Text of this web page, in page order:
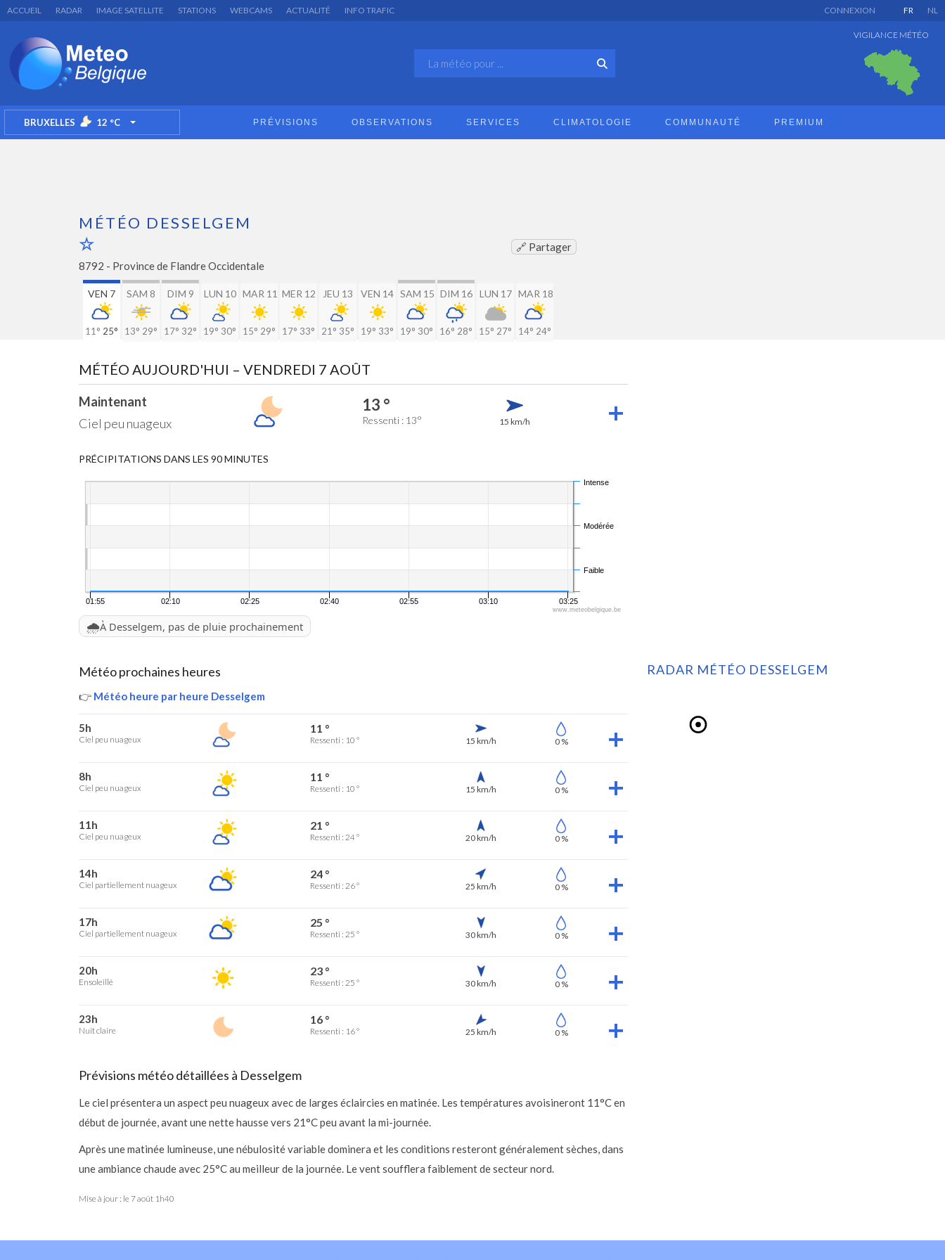
ACCUEIL RADAR IMAGE SATELLITE STATIONS WEBCAMS ACTUALITÉ INFO TRAFIC FR NL
CONNEXION
VIGILANCE MÉTÉO
BRUXELLES 12 °C TOGGLE DROPDOWN PRÉVISIONS OBSERVATIONS SERVICES CLIMATOLOGIE COMMUNAUTÉ PREMIUM
MÉTÉO DESSELGEM
🔗 Partager
8792 - Province de Flandre Occidentale
VEN 7
11° 25°
SAM 8
13° 29°
DIM 9
17° 32°
LUN 10
19° 30°
MAR 11
15° 29°
MER 12
17° 33°
JEU 13
21° 35°
VEN 14
19° 33°
SAM 15
19° 30°
DIM 16
16° 28°
LUN 17
15° 27°
MAR 18
14° 24°
MÉTÉO AUJOURD'HUI – VENDREDI 7 AOÛT
Maintenant
Ciel peu nuageux
13 °
Ressenti : 13° 15 km/h
PRÉCIPITATIONS DANS LES 90 MINUTES
01:55 02:10 02:25 02:40 02:55 03:10 03:25
Faible
Modérée
Intense
www.meteobelgique.be
🌧️À Desselgem, pas de pluie prochainement
Météo prochaines heures
👉 Météo heure par heure Desselgem
5h
Ciel peu nuageux
11 °
Ressenti : 10 ° 15 km/h 0 %
8h
Ciel peu nuageux
11 °
Ressenti : 10 ° 15 km/h 0 %
11h
Ciel peu nuageux
21 °
Ressenti : 24 ° 20 km/h 0 %
14h
Ciel partiellement nuageux
24 °
Ressenti : 26 ° 25 km/h 0 %
17h
Ciel partiellement nuageux
25 °
Ressenti : 25 ° 30 km/h 0 %
20h
Ensoleillé
23 °
Ressenti : 25 ° 30 km/h 0 %
23h
Nuit claire
16 °
Ressenti : 16 ° 25 km/h 0 %
Prévisions météo détaillées à Desselgem
Le ciel présentera un aspect peu nuageux avec de larges éclaircies en matinée. Les températures avoisineront 11°C en
début de journée, avant une nette hausse vers 21°C peu avant la mi-journée.
Après une matinée lumineuse, une nébulosité variable dominera et les conditions resteront généralement sèches, dans
une ambiance chaude avec 25°C au meilleur de la journée. Le vent soufflera faiblement de secteur nord.
Mise à jour : le 7 août 1h40
RADAR MÉTÉO DESSELGEM